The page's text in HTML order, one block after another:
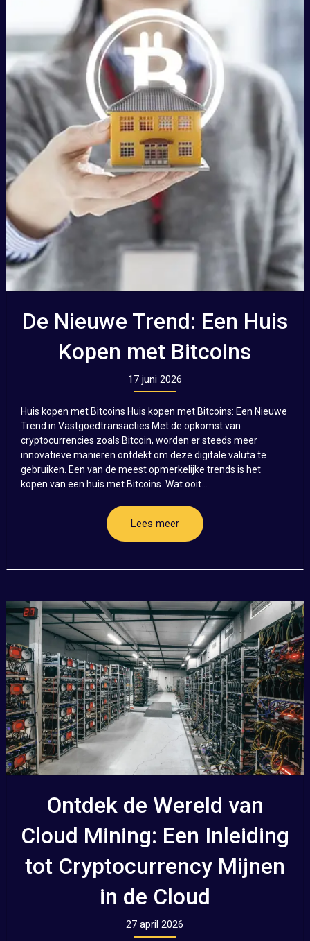
De Nieuwe Trend: Een Huis
Kopen met Bitcoins
17 juni 2026
Huis kopen met Bitcoins Huis kopen met Bitcoins: Een Nieuwe
Trend in Vastgoedtransacties Met de opkomst van
cryptocurrencies zoals Bitcoin, worden er steeds meer
innovatieve manieren ontdekt om deze digitale valuta te
gebruiken. Een van de meest opmerkelijke trends is het
kopen van een huis met Bitcoins. Wat ooit...
Lees meer
Ontdek de Wereld van
Cloud Mining: Een Inleiding
tot Cryptocurrency Mijnen
in de Cloud
27 april 2026